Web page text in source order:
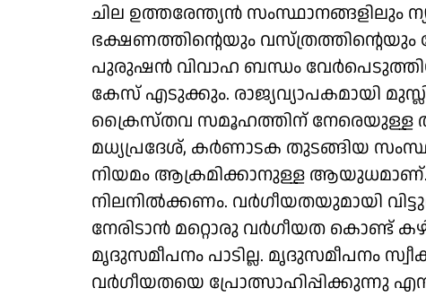
ചില ഉത്തരേന്ത്യൻ സംസ്ഥാനങ്ങളിലും
ഭക്ഷണത്തിൻ്റെയും വസ്ത്രത്തിൻ്റെയും
പുരുഷൻ വിവാഹ ബന്ധം
കേസ് എടുക്കും. രാജ്യവ്യാപകമായി
ക്രൈസ്തവ സമൂഹത്തിന് നേരെയുള്ള
മധ്യപ്രദേശ്, കർണാടക തുടങ്ങിയ
നിയമം ആക്രമിക്കാനുള്ള ആയുധമാണ്.
നിലനിൽക്കണം. വർഗീയതയുമായി
നേരിടാൻ മറ്റൊരു വർഗീയത കൊണ്ട്
മൃദുസമീപനം പാടില്ല. മൃദുസമീപനം
വർഗീയതയെ പ്രോത്സാഹിപ്പിക്കുന്നു